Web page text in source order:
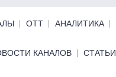
ОТТ АНАЛИТИКА
КАНАЛОВ СТАТЬИ